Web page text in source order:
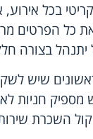
בכל
כל הפרטים
בצורה
שיש
מספיק חניות
השכרת